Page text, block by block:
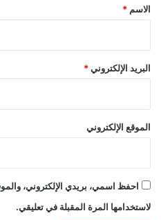
*
الاسم *
البريد الإلكتروني *
الموقع الإلكتروني
احفظ اسمي، بريدي الإلكتروني،
لاستخدامها المرة المقبلة في تعليقي.